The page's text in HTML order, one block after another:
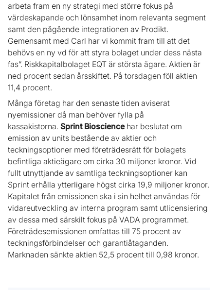
arbeta fram en ny strategi med större fokus på
värdeskapande och lönsamhet inom relevanta segment
samt den pågående integrationen av Prodikt.
Gemensamt med Carl har vi kommit fram till att det
behövs en ny vd för att styra bolaget under dess nästa
fas”. Riskkapitalbolaget EQT är största ägare. Aktien är
ned procent sedan årsskiftet. På torsdagen föll aktien
11,4 procent.
Många företag har den senaste tiden aviserat
nyemissioner då man behöver fylla på
kassakistorna. Sprint Biosciencehar beslutat om
emission av units bestående av aktier och
teckningsoptioner med företrädesrätt för bolagets
befintliga aktieägare om cirka 30 miljoner kronor. Vid
fullt utnyttjande av samtliga teckningsoptioner kan
Sprint erhålla ytterligare högst cirka 19,9 miljoner kronor.
Kapitalet från emissionen ska i sin helhet användas för
vidareutveckling av interna program samt utlicensiering
av dessa med särskilt fokus på VADA programmet.
Företrädesemissionen omfattas till 75 procent av
teckningsförbindelser och garantiåtaganden.
Marknaden sänkte aktien 52,5 procent till 0,98 kronor.